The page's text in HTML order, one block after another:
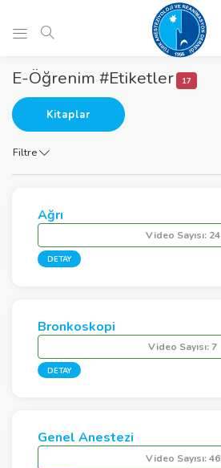
E-Öğrenim #Etiketler 17
Kitaplar
Filtre
Ağrı
Video Sayısı:24
DETAY
Bronkoskopi
Video Sayısı:7
DETAY
Genel Anestezi
Video Sayısı:46